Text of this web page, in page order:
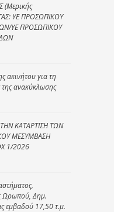
(Μερικής
ΥΕ ΠΡΟΣΩΠΙΚΟΥ
ΥΕ ΠΡΟΣΩΠΙΚΟΥ
ακινήτου για τη
ανακύκλωσης
ΚΑΤΑΡΤΙΣΗ ΤΩΝ
ΜΕΣΥΜΒΑΣΗ
1/2026
Ωρωπού, Δημ.
εμβαδού 17,50 τ.μ.